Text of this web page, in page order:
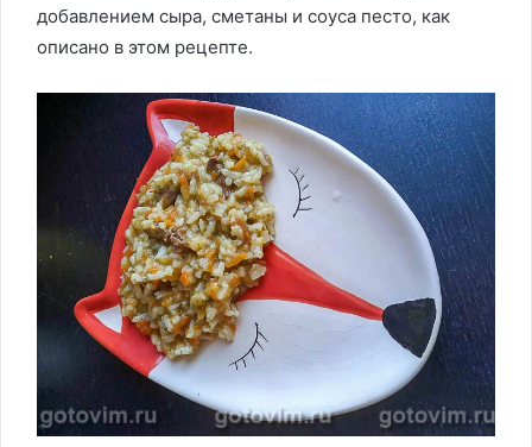
добавлением сыра, сметаны и соуса песто, как
описано в этом рецепте.